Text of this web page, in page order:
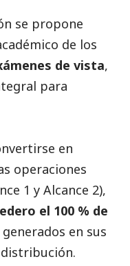
se propone
de los
de vista,
para
en
operaciones
1 y Alcance 2),
el 100 % de
generados en sus